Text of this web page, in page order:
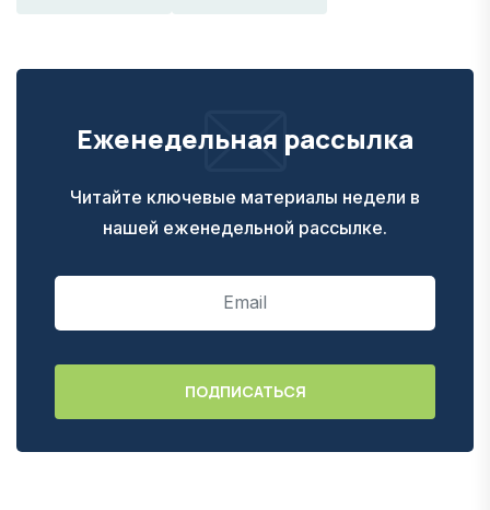
Еженедельная рассылка
Читайте ключевые материалы недели в
нашей еженедельной рассылке.